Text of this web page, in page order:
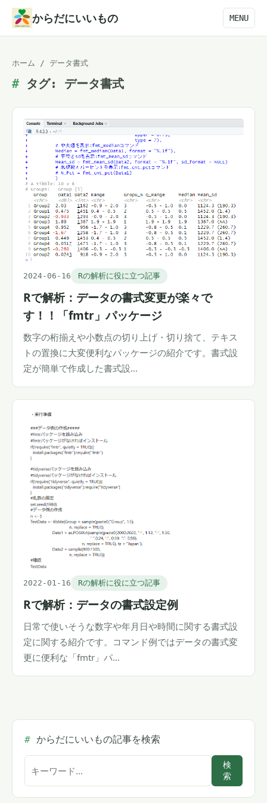
からだにいいもの MENU
ホーム / データ書式
タグ: データ書式
2024-06-16 Rの解析に役に立つ記事
Rで解析：データの書式変更が楽々で
す！！「fmtr」パッケージ
数字の桁揃えや小数点の切り上げ・切り捨て、テキス
トの置換に大変便利なパッケージの紹介です。書式設
定が簡単で作成した書式設…
2022-01-16 Rの解析に役に立つ記事
Rで解析：データの書式設定例
日常で使いそうな数字や年月日や時間に関する書式設
定に関する紹介です。コマンド例ではデータの書式変
更に便利な「fmtr」パ…
からだにいいもの記事を検索
ト
検
索